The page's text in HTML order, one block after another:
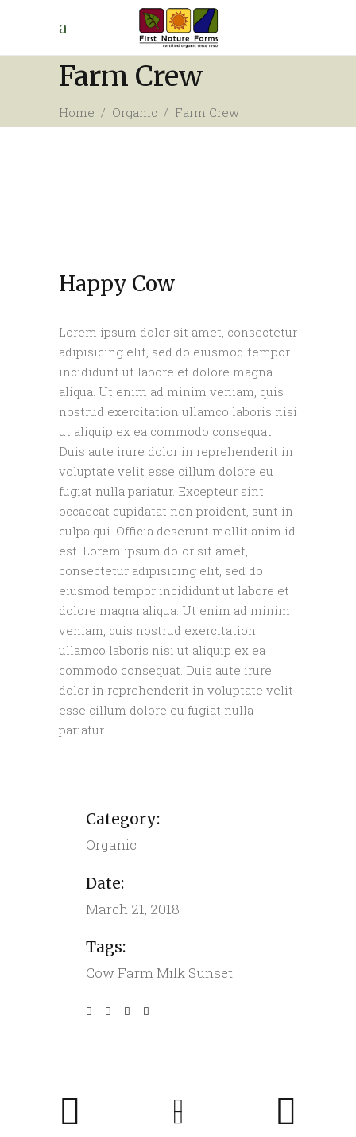
Farm Crew
Home / Organic / Farm Crew
Happy Cow
Lorem ipsum dolor sit amet, consectetur
adipisicing elit, sed do eiusmod tempor
incididunt ut labore et dolore magna
aliqua. Ut enim ad minim veniam, quis
nostrud exercitation ullamco laboris nisi
ut aliquip ex ea commodo consequat.
Duis aute irure dolor in reprehenderit in
voluptate velit esse cillum dolore eu
fugiat nulla pariatur. Excepteur sint
occaecat cupidatat non proident, sunt in
culpa qui. Officia deserunt mollit anim id
est. Lorem ipsum dolor sit amet,
consectetur adipisicing elit, sed do
eiusmod tempor incididunt ut labore et
dolore magna aliqua. Ut enim ad minim
veniam, quis nostrud exercitation
ullamco laboris nisi ut aliquip ex ea
commodo consequat. Duis aute irure
dolor in reprehenderit in voluptate velit
esse cillum dolore eu fugiat nulla
pariatur.
Category:
Organic
Date:
March 21, 2018
Tags:
CowFarmMilk Sunset